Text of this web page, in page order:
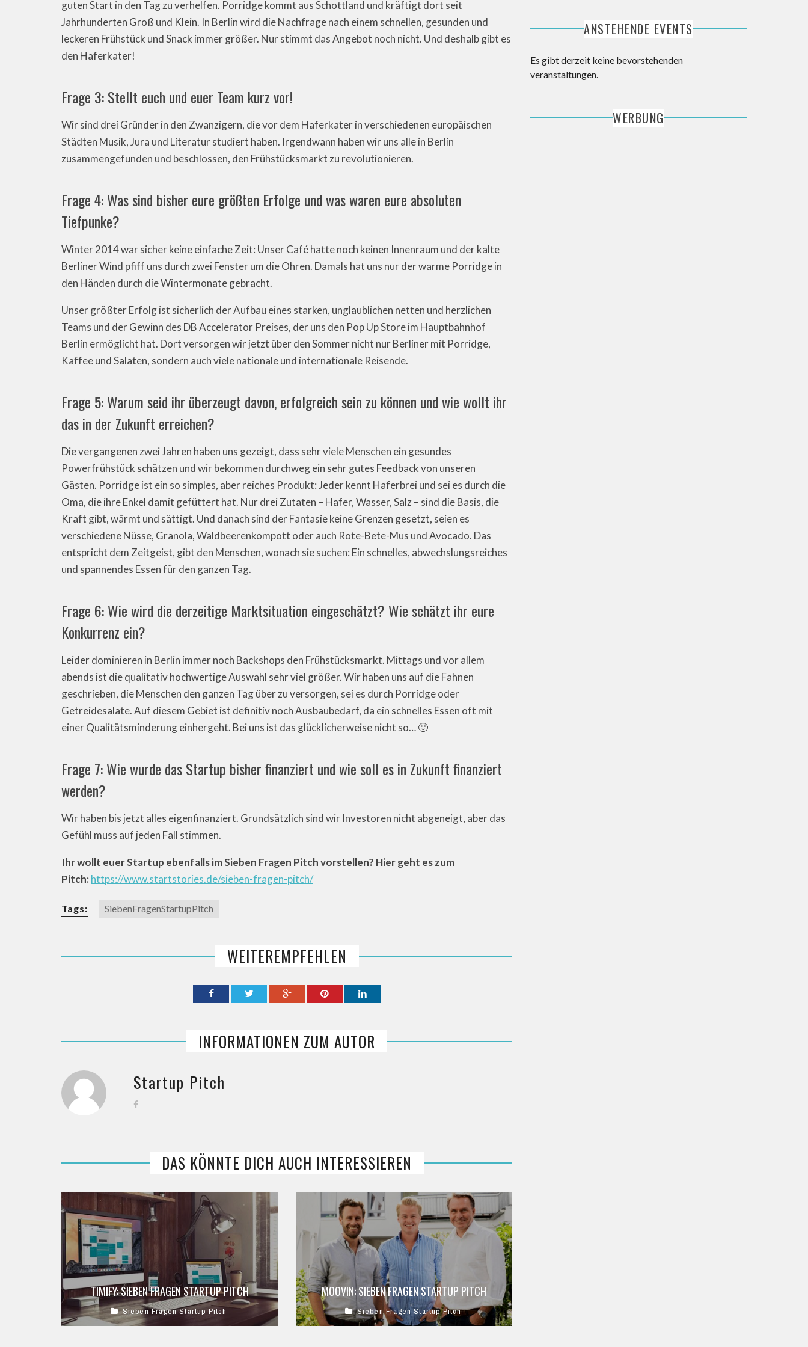
guten Start in den Tag zu verhelfen. Porridge kommt aus Schottland und kräftigt dort seit
Jahrhunderten Groß und Klein. In Berlin wird die Nachfrage nach einem schnellen, gesunden und
leckeren Frühstück und Snack immer größer. Nur stimmt das Angebot noch nicht. Und deshalb gibt es
den Haferkater!
Frage 3: Stellt euch und euer Team kurz vor!
Wir sind drei Gründer in den Zwanzigern, die vor dem Haferkater in verschiedenen europäischen
Städten Musik, Jura und Literatur studiert haben. Irgendwann haben wir uns alle in Berlin
zusammengefunden und beschlossen, den Frühstücksmarkt zu revolutionieren.
Frage 4: Was sind bisher eure größten Erfolge und was waren eure absoluten
Tiefpunke?
Winter 2014 war sicher keine einfache Zeit: Unser Café hatte noch keinen Innenraum und der kalte
Berliner Wind pfiff uns durch zwei Fenster um die Ohren. Damals hat uns nur der warme Porridge in
den Händen durch die Wintermonate gebracht.
Unser größter Erfolg ist sicherlich der Aufbau eines starken, unglaublichen netten und herzlichen
Teams und der Gewinn des DB Accelerator Preises, der uns den Pop Up Store im Hauptbahnhof
Berlin ermöglicht hat. Dort versorgen wir jetzt über den Sommer nicht nur Berliner mit Porridge,
Kaffee und Salaten, sondern auch viele nationale und internationale Reisende.
Frage 5: Warum seid ihr überzeugt davon, erfolgreich sein zu können und wie wollt ihr
das in der Zukunft erreichen?
Die vergangenen zwei Jahren haben uns gezeigt, dass sehr viele Menschen ein gesundes
Powerfrühstück schätzen und wir bekommen durchweg ein sehr gutes Feedback von unseren
Gästen. Porridge ist ein so simples, aber reiches Produkt: Jeder kennt Haferbrei und sei es durch die
Oma, die ihre Enkel damit gefüttert hat. Nur drei Zutaten – Hafer, Wasser, Salz – sind die Basis, die
Kraft gibt, wärmt und sättigt. Und danach sind der Fantasie keine Grenzen gesetzt, seien es
verschiedene Nüsse, Granola, Waldbeerenkompott oder auch Rote-Bete-Mus und Avocado. Das
entspricht dem Zeitgeist, gibt den Menschen, wonach sie suchen: Ein schnelles, abwechslungsreiches
und spannendes Essen für den ganzen Tag.
Frage 6: Wie wird die derzeitige Marktsituation eingeschätzt? Wie schätzt ihr eure
Konkurrenz ein?
Leider dominieren in Berlin immer noch Backshops den Frühstücksmarkt. Mittags und vor allem
abends ist die qualitativ hochwertige Auswahl sehr viel größer. Wir haben uns auf die Fahnen
geschrieben, die Menschen den ganzen Tag über zu versorgen, sei es durch Porridge oder
Getreidesalate. Auf diesem Gebiet ist definitiv noch Ausbaubedarf, da ein schnelles Essen oft mit
einer Qualitätsminderung einhergeht. Bei uns ist das glücklicherweise nicht so… 🙂
Frage 7: Wie wurde das Startup bisher finanziert und wie soll es in Zukunft finanziert
werden?
Wir haben bis jetzt alles eigenfinanziert. Grundsätzlich sind wir Investoren nicht abgeneigt, aber das
Gefühl muss auf jeden Fall stimmen.
Ihr wollt euer Startup ebenfalls im Sieben Fragen Pitch vorstellen? Hier geht es zum
Pitch: https://www.startstories.de/sieben-fragen-pitch/
Tags: SiebenFragenStartupPitch
WEITEREMPFEHLEN
INFORMATIONEN ZUM AUTOR
Startup Pitch
DAS KÖNNTE DICH AUCH INTERESSIEREN
TIMIFY: SIEBEN FRAGEN STARTUP PITCH
TIMIFY im Sieben Fragen Startup Pitch. Wie
kam es zur Idee, wie funktioniert das
Sieben Fragen Startup Pitch
MOOVIN: SIEBEN FRAGEN STARTUP PITCH
Moovin im Sieben Fragen Startup Pitch. Wie
kam es zur Idee, wie funktioniert das
Sieben Fragen Startup Pitch
ANSTEHENDE EVENTS
Es gibt derzeit keine bevorstehenden
veranstaltungen.
WERBUNG